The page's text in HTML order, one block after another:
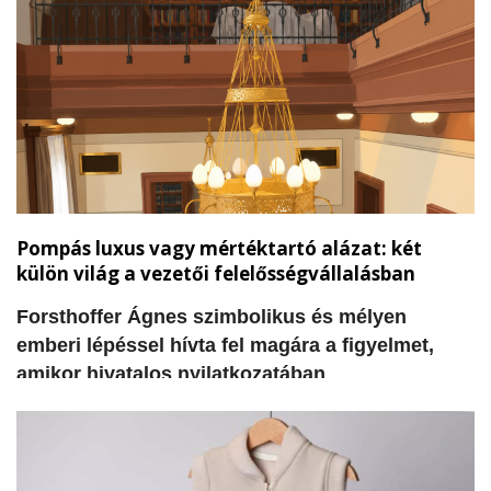
képviselő felszólalásában kiemelte, hogy a
városi vagyon kezelése során két alapvető elem
hiányzik: a világos koncepció arra vonatkozóan,
hogy miként lehetne hasznosítani az egyes
épületeket, valamint a szükséges pénzügyi
források megteremtése.
Pompás luxus vagy mértéktartó alázat: két
külön világ a vezetői felelősségvállalásban
Forsthoffer Ágnes szimbolikus és mélyen
emberi lépéssel hívta fel magára a figyelmet,
amikor hivatalos nyilatkozatában
elnöki rezidencia használatát és a szolgálati
gépjárművet. A döntés nem csupán egy